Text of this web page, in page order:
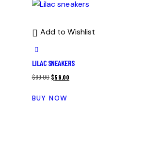
Add to Wishlist
LILAC SNEAKERS
$89.00 $59.00
BUY NOW